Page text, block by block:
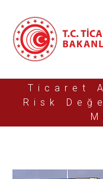
Ticaret
Risk